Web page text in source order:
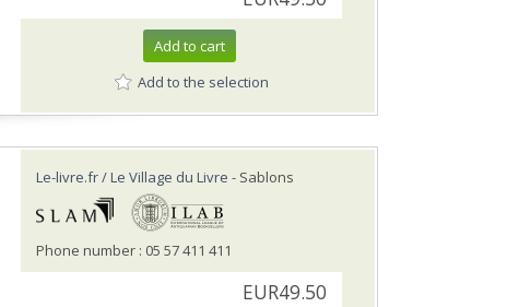
Add to cart
Add to the selection
Le-livre.fr / Le Village du Livre - Sablons
Phone number : 05 57 411 411
EUR49.50